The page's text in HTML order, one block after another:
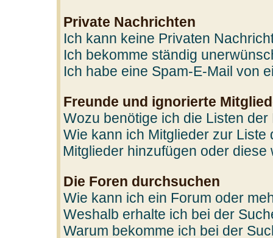
Private Nachrichten
Ich kann keine Privaten
Ich bekomme ständig
Ich habe eine Spam-E-Mail von
Freunde und ignorierte
Wozu benötige ich die Listen
Wie kann ich Mitglieder zur
Mitglieder hinzufügen oder
Die Foren durchsuchen
Wie kann ich ein Forum oder
Weshalb erhalte ich bei der
Warum bekomme ich bei der